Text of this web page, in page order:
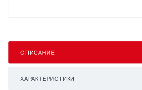
ОПИСАНИЕ
ХАРАКТЕРИСТИКИ